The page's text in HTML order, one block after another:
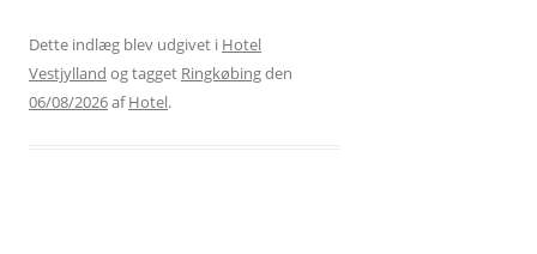
Dette indlæg blev udgivet i Hotel
Vestjylland og tagget Ringkøbingden
06/08/2026afHotel.